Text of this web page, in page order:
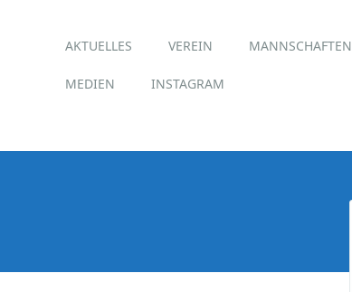
Hauptmenü
Zum
springen
AKTUELLES VEREIN MANNSCHAFTEN
MEDIEN INSTAGRAM